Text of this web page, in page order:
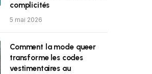
complicités
5 mai 2026
Comment la mode queer
transforme les codes
vestimentaires au